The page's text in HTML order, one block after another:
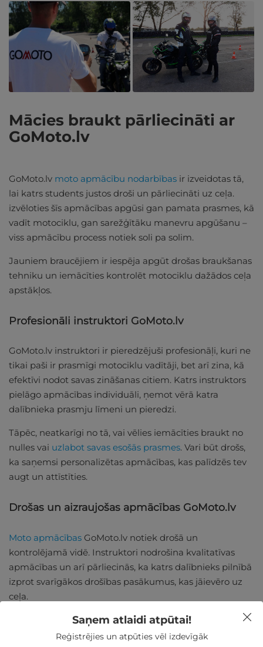
Mācies braukt pārliecināti ar
GoMoto.lv
GoMoto.lv moto apmācību nodarbības ir izveidotas tā,
lai katrs students justos droši un pārliecināti uz ceļa.
izvēloties šīs apmācības apgūsi gan pamata prasmes, kā
vadīt motociklu, gan sarežģītāku manevru apgūšanu –
viss apmācību process notiek soli pa solim.
Jauniem braucējiem ir iespēja apgūt drošas braukšanas
tehniku un iemācīties kontrolēt motociklu dažādos ceļa
apstākļos.
Profesionāli instruktori GoMoto.lv
GoMoto.lv instruktori ir pieredzējuši profesionāļi, kuri ne
tikai paši ir prasmīgi motociklu vadītāji, bet arī zina, kā
efektīvi nodot savas zināšanas citiem. Katrs instruktors
pielāgo apmācības individuāli, ņemot vērā katra
dalībnieka prasmju līmeni un pieredzi.
Tāpēc, neatkarīgi no tā, vai vēlies iemācīties braukt no
nulles vai uzlabot savas esošās prasmes. Vari būt drošs,
ka saņemsi personalizētas apmācības, kas palīdzēs tev
augt un attīstīties.
Drošas un aizraujošas apmācības GoMoto.lv
Moto apmācības GoMoto.lv notiek drošā un
kontrolējamā vidē. Instruktori nodrošina kvalitatīvas
apmācības un arī pārliecinās, ka katrs dalībnieks pilnībā
izprot svarīgākos drošības pasākumus, kas jāievēro uz
ceļa.
Apmācībās tiek izmantoti kvalitatīvi motocikli un
aprīkojums, lai garantētu maksimālu drošību un
Saņem atlaidi atpūtai!
Reģistrējies un atpūties vēl izdevīgāk